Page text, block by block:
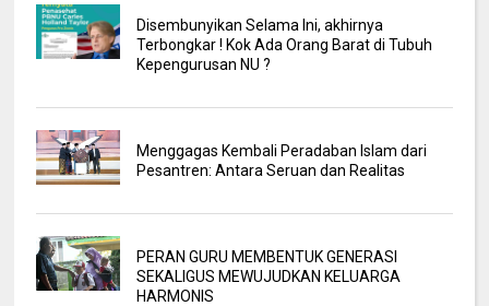
Disembunyikan Selama Ini, akhirnya
Terbongkar ! Kok Ada Orang Barat di Tubuh
Kepengurusan NU ?
Menggagas Kembali Peradaban Islam dari
Pesantren: Antara Seruan dan Realitas
PERAN GURU MEMBENTUK GENERASI
SEKALIGUS MEWUJUDKAN KELUARGA
HARMONIS